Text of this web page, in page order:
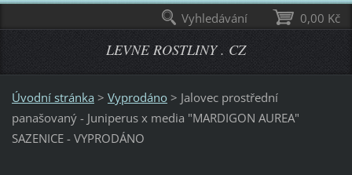
LEVNE ROSTLINY . CZ
Úvodní stránka > Vyprodáno > Jalovec prostřední
panašovaný - Juniperus x media "MARDIGON AUREA"
SAZENICE - VYPRODÁNO
0,00 Kč
Vyhledávání